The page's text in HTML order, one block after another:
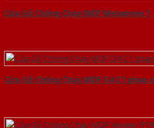
Cửa Gỗ Chống Cháy MDF Melamine 1
Cửa Gỗ Chống Cháy MDF O4 C1 phao